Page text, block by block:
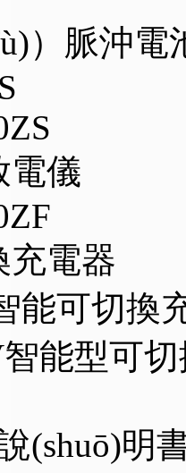
）脈沖電
電儀
充電器
能可切換
能型可
(shuō)明